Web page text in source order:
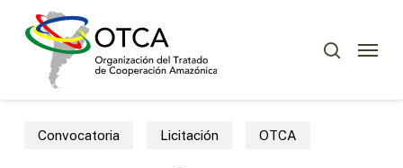
Menu
Convocatoria Licitación OTCA